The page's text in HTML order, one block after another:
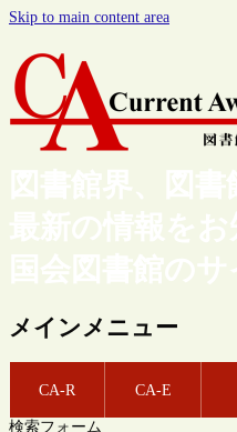
Skip to main content area
図書館界、図
最新の情報を
国会図書館のサ
メインメニュー
CA-R CA-E
検索フォーム